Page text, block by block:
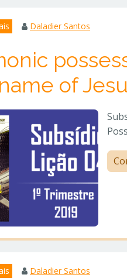
Daladier Santos
of
Daladier Santos